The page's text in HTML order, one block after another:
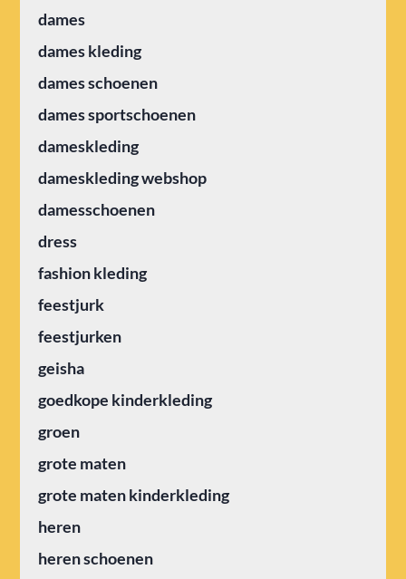
dames
dames kleding
dames schoenen
dames sportschoenen
dameskleding
dameskleding webshop
damesschoenen
dress
fashion kleding
feestjurk
feestjurken
geisha
goedkope kinderkleding
groen
grote maten
grote maten kinderkleding
heren
heren schoenen